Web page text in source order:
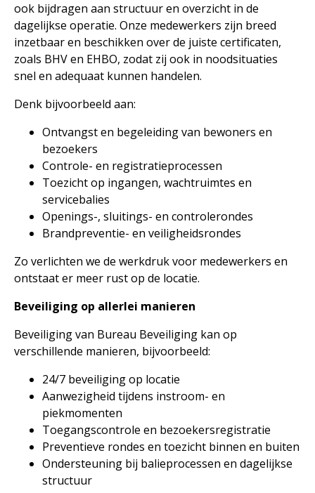
ook bijdragen aan structuur en overzicht in de
dagelijkse operatie. Onze medewerkers zijn breed
inzetbaar en beschikken over de juiste certificaten,
zoals BHV en EHBO, zodat zij ook in noodsituaties
snel en adequaat kunnen handelen.
Denk bijvoorbeeld aan:
Ontvangst en begeleiding van bewoners en
bezoekers
Controle- en registratieprocessen
Toezicht op ingangen, wachtruimtes en
servicebalies
Openings-, sluitings- en controlerondes
Brandpreventie- en veiligheidsrondes
Zo verlichten we de werkdruk voor medewerkers en
ontstaat er meer rust op de locatie.
Beveiliging op allerlei manieren
Beveiliging van Bureau Beveiliging kan op
verschillende manieren, bijvoorbeeld:
24/7 beveiliging op locatie
Aanwezigheid tijdens instroom- en
piekmomenten
Toegangscontrole en bezoekersregistratie
Preventieve rondes en toezicht binnen en buiten
Ondersteuning bij balieprocessen en dagelijkse
structuur